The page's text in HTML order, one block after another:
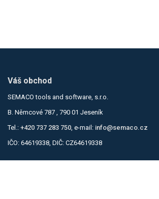
Váš obchod
SEMACO tools and software, s.r.o.
B. Němcové 787 , 790 01 Jeseník
Tel.: +420 737 283 750, e-mail: info@semaco.cz
IČO: 64619338, DIČ: CZ64619338